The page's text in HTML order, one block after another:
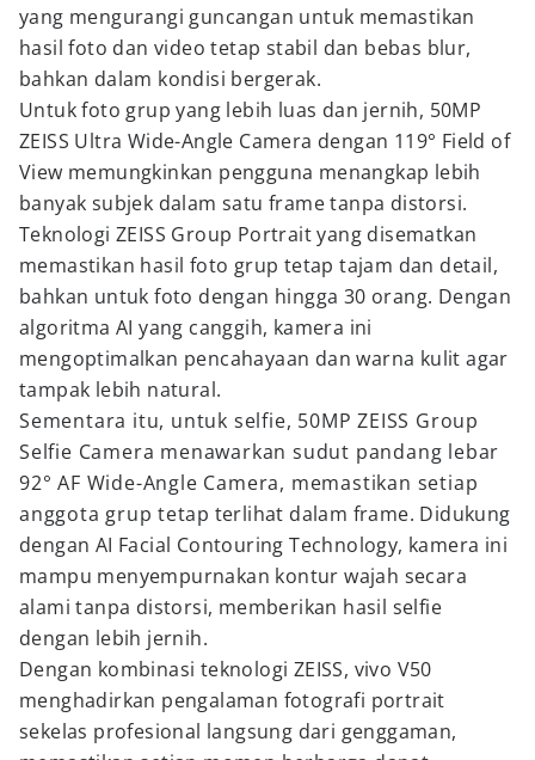
yang mengurangi guncangan untuk memastikan
hasil foto dan video tetap stabil dan bebas blur,
bahkan dalam kondisi bergerak.
Untuk foto grup yang lebih luas dan jernih, 50MP
ZEISS Ultra Wide-Angle Camera dengan 119° Field of
View memungkinkan pengguna menangkap lebih
banyak subjek dalam satu frame tanpa distorsi.
Teknologi ZEISS Group Portrait yang disematkan
memastikan hasil foto grup tetap tajam dan detail,
bahkan untuk foto dengan hingga 30 orang. Dengan
algoritma AI yang canggih, kamera ini
mengoptimalkan pencahayaan dan warna kulit agar
tampak lebih natural.
Sementara itu, untuk selfie, 50MP ZEISS Group
Selfie Camera menawarkan sudut pandang lebar
92° AF Wide-Angle Camera, memastikan setiap
anggota grup tetap terlihat dalam frame. Didukung
dengan AI Facial Contouring Technology, kamera ini
mampu menyempurnakan kontur wajah secara
alami tanpa distorsi, memberikan hasil selfie
dengan lebih jernih.
Dengan kombinasi teknologi ZEISS, vivo V50
menghadirkan pengalaman fotografi portrait
sekelas profesional langsung dari genggaman,